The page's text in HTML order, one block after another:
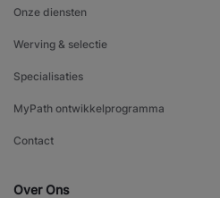
Onze diensten
Werving & selectie
Specialisaties
MyPath ontwikkelprogramma
Contact
Over Ons